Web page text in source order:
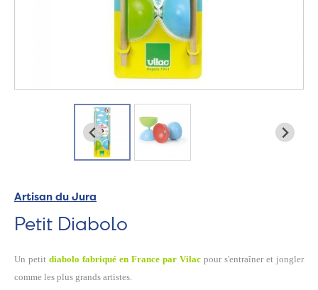
Artisan du Jura
Petit Diabolo
Un petit diabolo fabriqué en France par Vilac pour s'entraîner et jongler
comme les plus grands artistes.